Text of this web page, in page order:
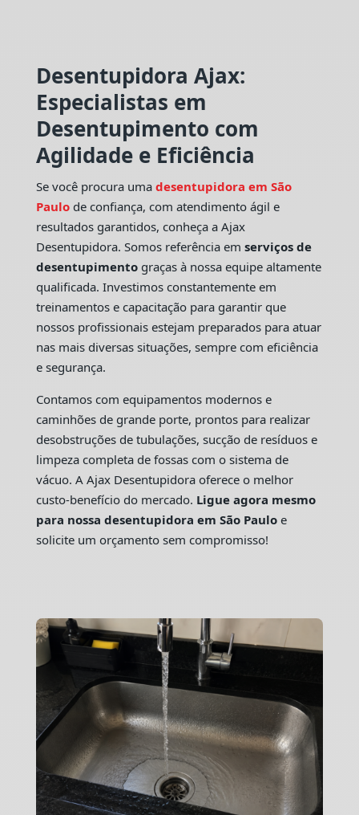
Desentupidora Ajax:
Especialistas em
Desentupimento com
Agilidade e Eficiência
Se você procura uma desentupidora em São
Paulo de confiança, com atendimento ágil e
resultados garantidos, conheça a Ajax
Desentupidora. Somos referência em serviços de
desentupimentograças à nossa equipe altamente
qualificada. Investimos constantemente em
treinamentos e capacitação para garantir que
nossos profissionais estejam preparados para atuar
nas mais diversas situações, sempre com eficiência
e segurança.
Contamos com equipamentos modernos e
caminhões de grande porte, prontos para realizar
desobstruções de tubulações, sucção de resíduos e
limpeza completa de fossas com o sistema de
vácuo. A Ajax Desentupidora oferece o melhor
custo-benefício do mercado. Ligue agora mesmo
para nossa desentupidora em São Pauloe
solicite um orçamento sem compromisso!